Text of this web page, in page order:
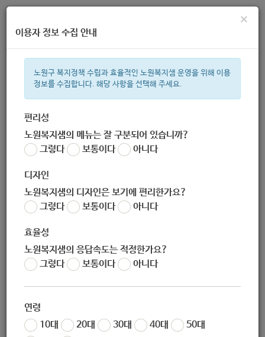
주간 인기검색어
한눈으로 보는 복지 정보
×
이용자 정보 수집 안내
노원구 복지정책 수립과 효율적인 노원복지샘 운영을 위해 이용
정보를 수집합니다. 해당 사항을 선택해 주세요.
편리성
노원복지샘의 메뉴는 잘 구분되어 있습니까?
그렇다
보통이다 아니다
디자인
노원복지샘의 디자인은 보기에 편리한가요?
그렇다
보통이다 아니다
효율성
노원복지샘의 응답속도는 적정한가요?
그렇다
보통이다 아니다
연령
10대
20대 30대 40대
50대
구립꿈나무지역아동센터
02-978-7555